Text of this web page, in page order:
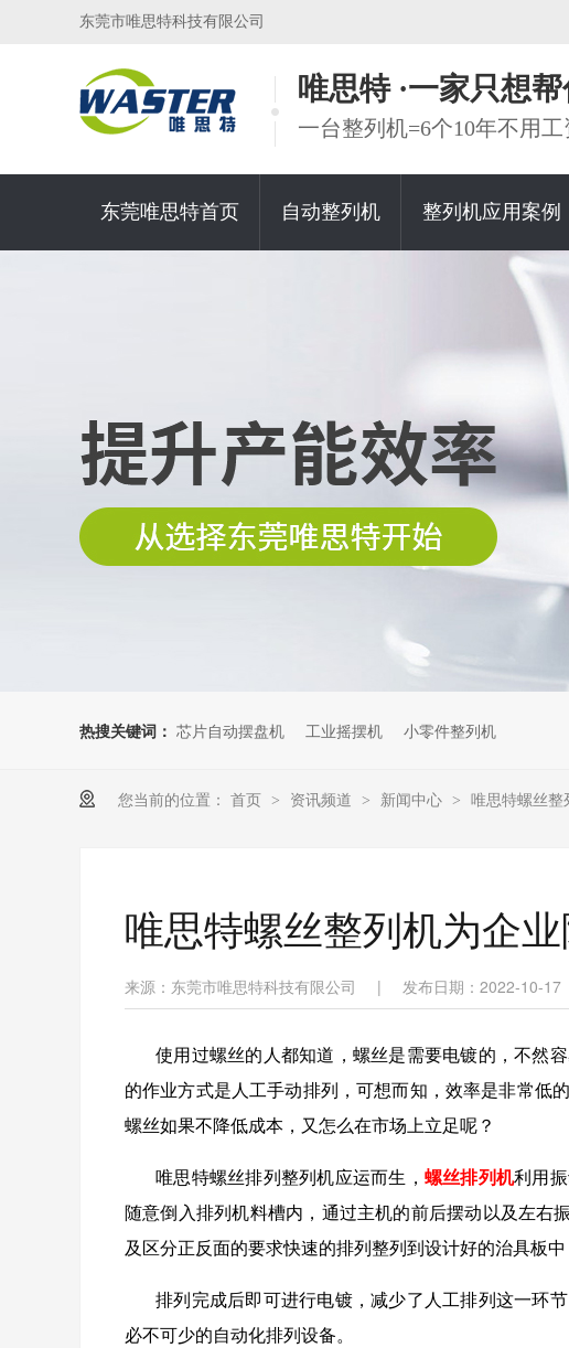
东莞市唯思特科技有限公司
唯思特 ·一家只想
一台整列机=6个10年不用
东莞唯思特首页 自动整列机 整列机应用案例
热搜关键词： 芯片自动摆盘机 工业摇摆机 小零件整列机
您当前的位置： 首页 > 资讯频道 > 新闻中心 > 唯思特螺丝整
唯思特螺丝整列机为企
来源：东莞市唯思特科技有限公司 | 发布日期：2022-10-17
使用过螺丝的人都知道，螺丝是需要电镀的，不然
的作业方式是人工手动排列，可想而知，效率是非常低
螺丝如果不降低成本，又怎么在市场上立足呢？
唯思特螺丝排列整列机应运而生， 螺丝排列机利用
随意倒入排列机料槽内，通过主机的前后摆动以及左右
及区分正反面的要求快速的排列整列到设计好的治具板
排列完成后即可进行电镀，减少了人工排列这一环
必不可少的自动化排列设备。